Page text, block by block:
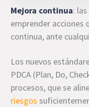
Mejora continua:
emprender acciones
continua, ante
Los nuevos
PDCA (Plan, Do,
procesos, que se
riesgos